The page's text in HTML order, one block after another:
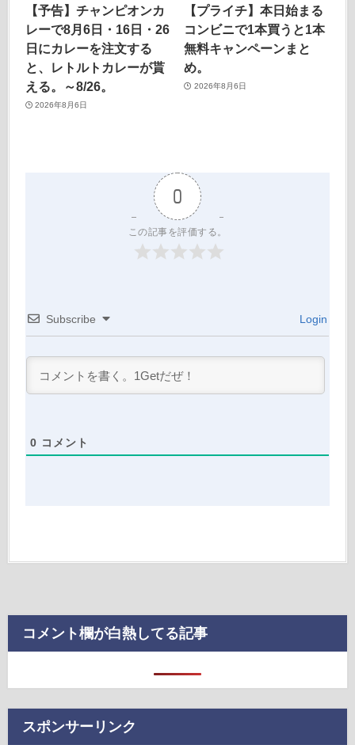
【予告】チャンピオンカ
レーで8月6日・16日・26
日にカレーを注文する
と、レトルトカレーが貰
える。～8/26。
2026年8月6日
【プライチ】本日始まる
コンビニで1本買うと1本
無料キャンペーンまと
め。
2026年8月6日
0
この記事を評価する。
Subscribe Login
0 コメント
コメント欄が白熱してる記事
スポンサーリンク